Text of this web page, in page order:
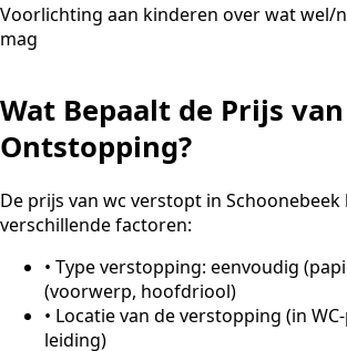
Voorlichting aan kinderen over wat wel/
mag
Wat Bepaalt de Prijs van
Ontstopping?
De prijs van wc verstopt in Schoonebeek
verschillende factoren:
• Type verstopping: eenvoudig
(voorwerp, hoofdriool)
• Locatie van de verstopping (in
leiding)